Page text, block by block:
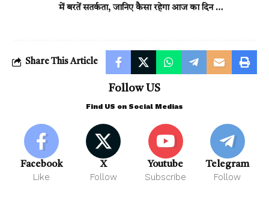
में बरतें सतर्कता, जानिए कैसा रहेगा आज का दिन …
Share This Article
Follow US
Find US on Social Medias
Facebook
Like
X
Follow
Youtube
Subscribe
Telegram
Follow